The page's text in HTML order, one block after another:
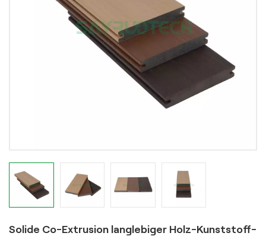
Solide Co-Extrusion langlebiger Holz-Kunststoff-